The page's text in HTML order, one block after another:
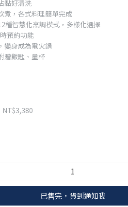
黏好清洗
，各式料理簡單完成
種智慧化烹調模式，多樣化選擇
預約功能
變身成為電火鍋
贈飯匙、量杯
NT$3,380
已售完，貨到通知我